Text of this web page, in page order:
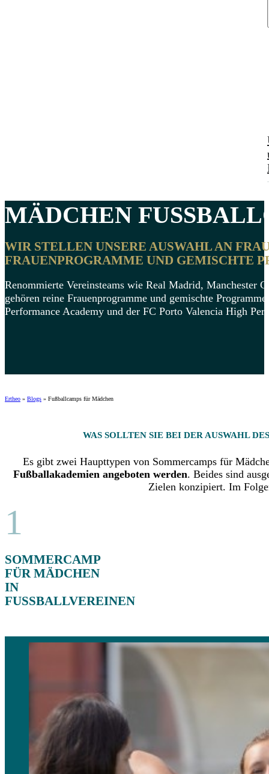
MÄDCHEN
WIR STELLEN UNSERE AUSWAHL AN
RAUENPROGRAMME UND GEMISCHTE
Renommierte Vereinsteams wie Real Madrid, Manchester
gehören reine Frauenprogramme und gemischte
Performance Academy und der FC Porto Valencia High
Ertheo » Blogs » Fußballcamps für Mädchen
WAS SOLLTEN SIE BEI DER AUSWAHL
Es gibt zwei Haupttypen von Sommercamps für
Fußballakademien angeboten werden. Beides sind
Zielen konzipiert. Im
1
SOMMERCAMP
FÜR MÄDCHEN
IN
FUSSBALLVEREINEN